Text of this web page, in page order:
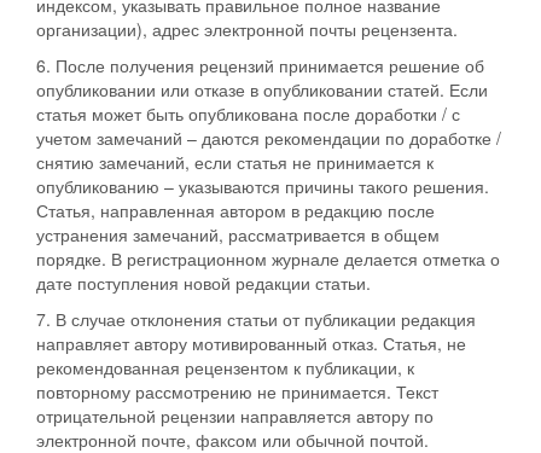
индексом, указывать правильное полное название
организации), адрес электронной почты рецензента.
6. После получения рецензий принимается решение об
опубликовании или отказе в опубликовании статей. Если
статья может быть опубликована после доработки / с
учетом замечаний – даются рекомендации по доработке /
снятию замечаний, если статья не принимается к
опубликованию – указываются причины такого решения.
Статья, направленная автором в редакцию после
устранения замечаний, рассматривается в общем
порядке. В регистрационном журнале делается отметка о
дате поступления новой редакции статьи.
7. В случае отклонения статьи от публикации редакция
направляет автору мотивированный отказ. Статья, не
рекомендованная рецензентом к публикации, к
повторному рассмотрению не принимается. Текст
отрицательной рецензии направляется автору по
электронной почте, факсом или обычной почтой.